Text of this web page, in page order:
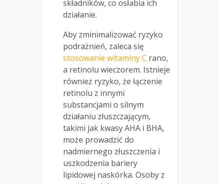
składników, co osłabia ich
działanie.
Aby zminimalizować ryzyko
podrażnień, zaleca się
stosowanie witaminy C rano,
a retinolu wieczorem. Istnieje
również ryzyko, że łączenie
retinolu z innymi
substancjami o silnym
działaniu złuszczającym,
takimi jak kwasy AHA i BHA,
może prowadzić do
nadmiernego złuszczenia i
uszkodzenia bariery
lipidowej naskórka. Osoby z